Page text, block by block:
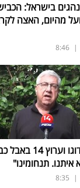
בישראל:
מהיום, האצה
|
8:46
יעקב ברדוגו וערוץ 14
תנחומינו"
|
8:35